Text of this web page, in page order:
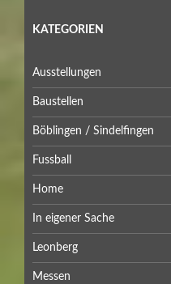
KATEGORIEN
Ausstellungen
Baustellen
Böblingen / Sindelfingen
Fussball
Home
In eigener Sache
Leonberg
Messen